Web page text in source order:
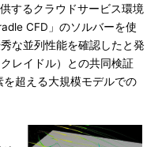
するクラウドサービス環境
CFD」のソルバーを使
な並列性能を確認したと発
レイドル）との共同検証
超える大規模モデルでの